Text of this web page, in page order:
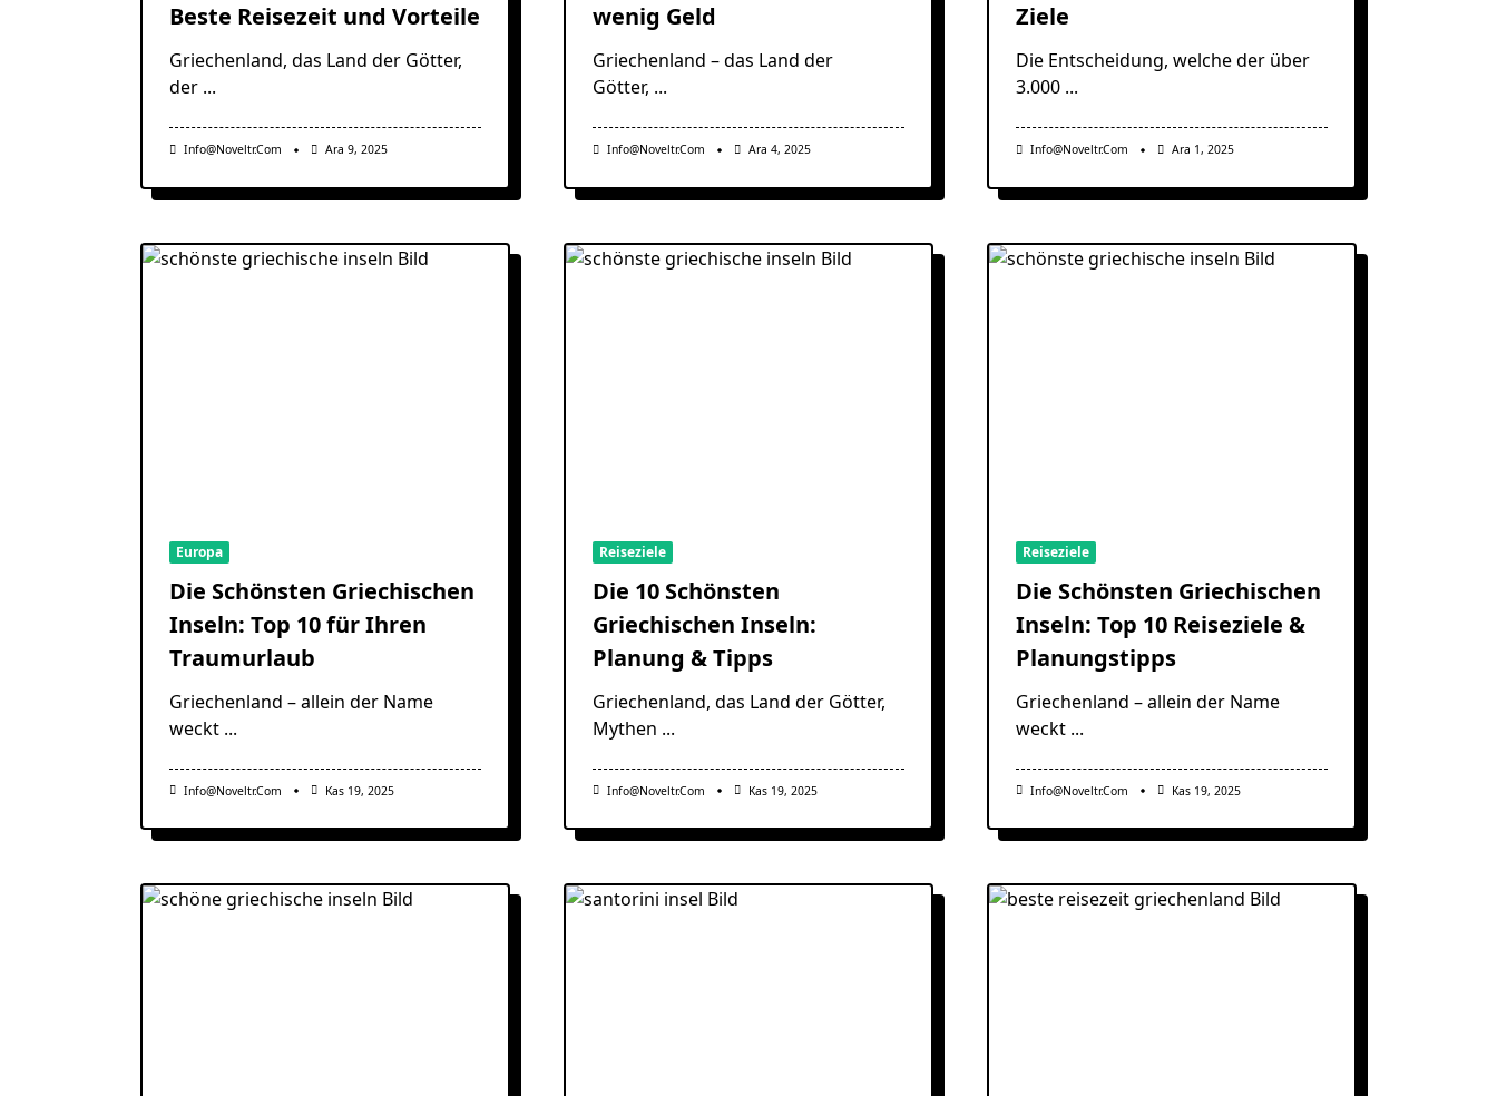
Beste Reisezeit und Vorteile
Griechenland, das Land der Götter,
der ...
Info@noveltr.com Ara 9, 2025
wenig Geld
Griechenland – das Land der
Götter, ...
Info@noveltr.com Ara 4, 2025
Ziele
Die Entscheidung, welche der über
3.000 ...
Info@noveltr.com Ara 1, 2025
Europa
Die Schönsten Griechischen
Inseln: Top 10 für Ihren
Traumurlaub
Griechenland – allein der Name
weckt ...
Info@noveltr.com Kas 19, 2025
Reiseziele
Die 10 Schönsten
Griechischen Inseln:
Planung & Tipps
Griechenland, das Land der Götter,
Mythen ...
Info@noveltr.com Kas 19, 2025
Reiseziele
Die Schönsten Griechischen
Inseln: Top 10 Reiseziele &
Planungstipps
Griechenland – allein der Name
weckt ...
Info@noveltr.com Kas 19, 2025